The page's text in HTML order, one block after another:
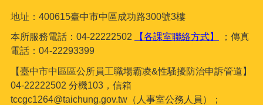
地址：400615臺中市中區成功路300號3樓
本所服務電話：04-22222502 【各課室聯絡方式】
；傳真
電話：04-22293399
【臺中市中區區公所員工職場霸凌&性騷擾防治申訴管道】
04-22222502 分機103，信箱
tccgc1264@taichung.gov.tw（人事室公務人員）；